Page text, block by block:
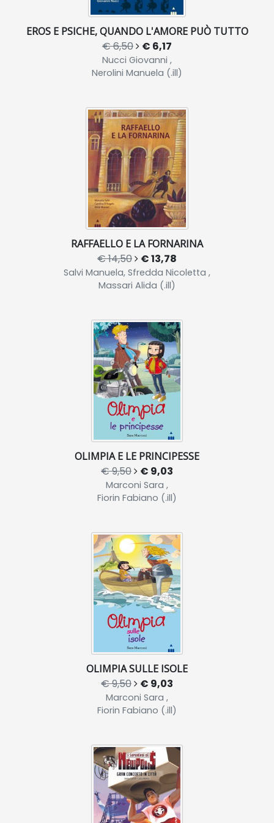
EROS E PSICHE, QUANDO L'AMORE PUÒ TUTTO
€ 6,50 € 6,17
Nucci Giovanni ,
Nerolini Manuela (.ill)
RAFFAELLO E LA FORNARINA
€ 14,50 € 13,78
Salvi Manuela, Sfredda Nicoletta ,
Massari Alida (.ill)
OLIMPIA E LE PRINCIPESSE
€ 9,50 € 9,03
Marconi Sara ,
Fiorin Fabiano (.ill)
OLIMPIA SULLE ISOLE
€ 9,50 € 9,03
Marconi Sara ,
Fiorin Fabiano (.ill)